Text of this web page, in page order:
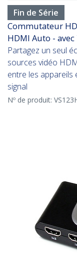
Fin de Série
Commutateur
HDMI Auto -
Partagez un seul
sources vidéo
entre les appareils
signal
Nº de produit: